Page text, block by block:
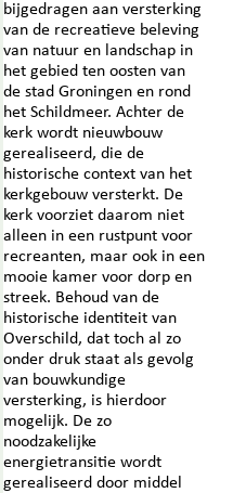
bijgedragen aan versterking
van de recreatieve beleving
van natuur en landschap in
het gebied ten oosten van
de stad Groningen en rond
het Schildmeer. Achter de
kerk wordt nieuwbouw
gerealiseerd, die de
historische context van het
kerkgebouw versterkt. De
kerk voorziet daarom niet
alleen in een rustpunt voor
recreanten, maar ook in een
mooie kamer voor dorp en
streek. Behoud van de
historische identiteit van
Overschild, dat toch al zo
onder druk staat als gevolg
van bouwkundige
versterking, is hierdoor
mogelijk. De zo
noodzakelijke
energietransitie wordt
gerealiseerd door middel